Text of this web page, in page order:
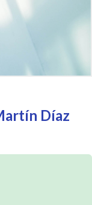
Díaz